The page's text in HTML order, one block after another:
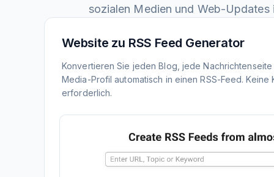
sozialen Medien und Web-Updates
Website zu RSS Feed Generator
Konvertieren Sie jeden Blog, jede
Media-Profil automatisch in einen RSS-Feed. Keine
erforderlich.